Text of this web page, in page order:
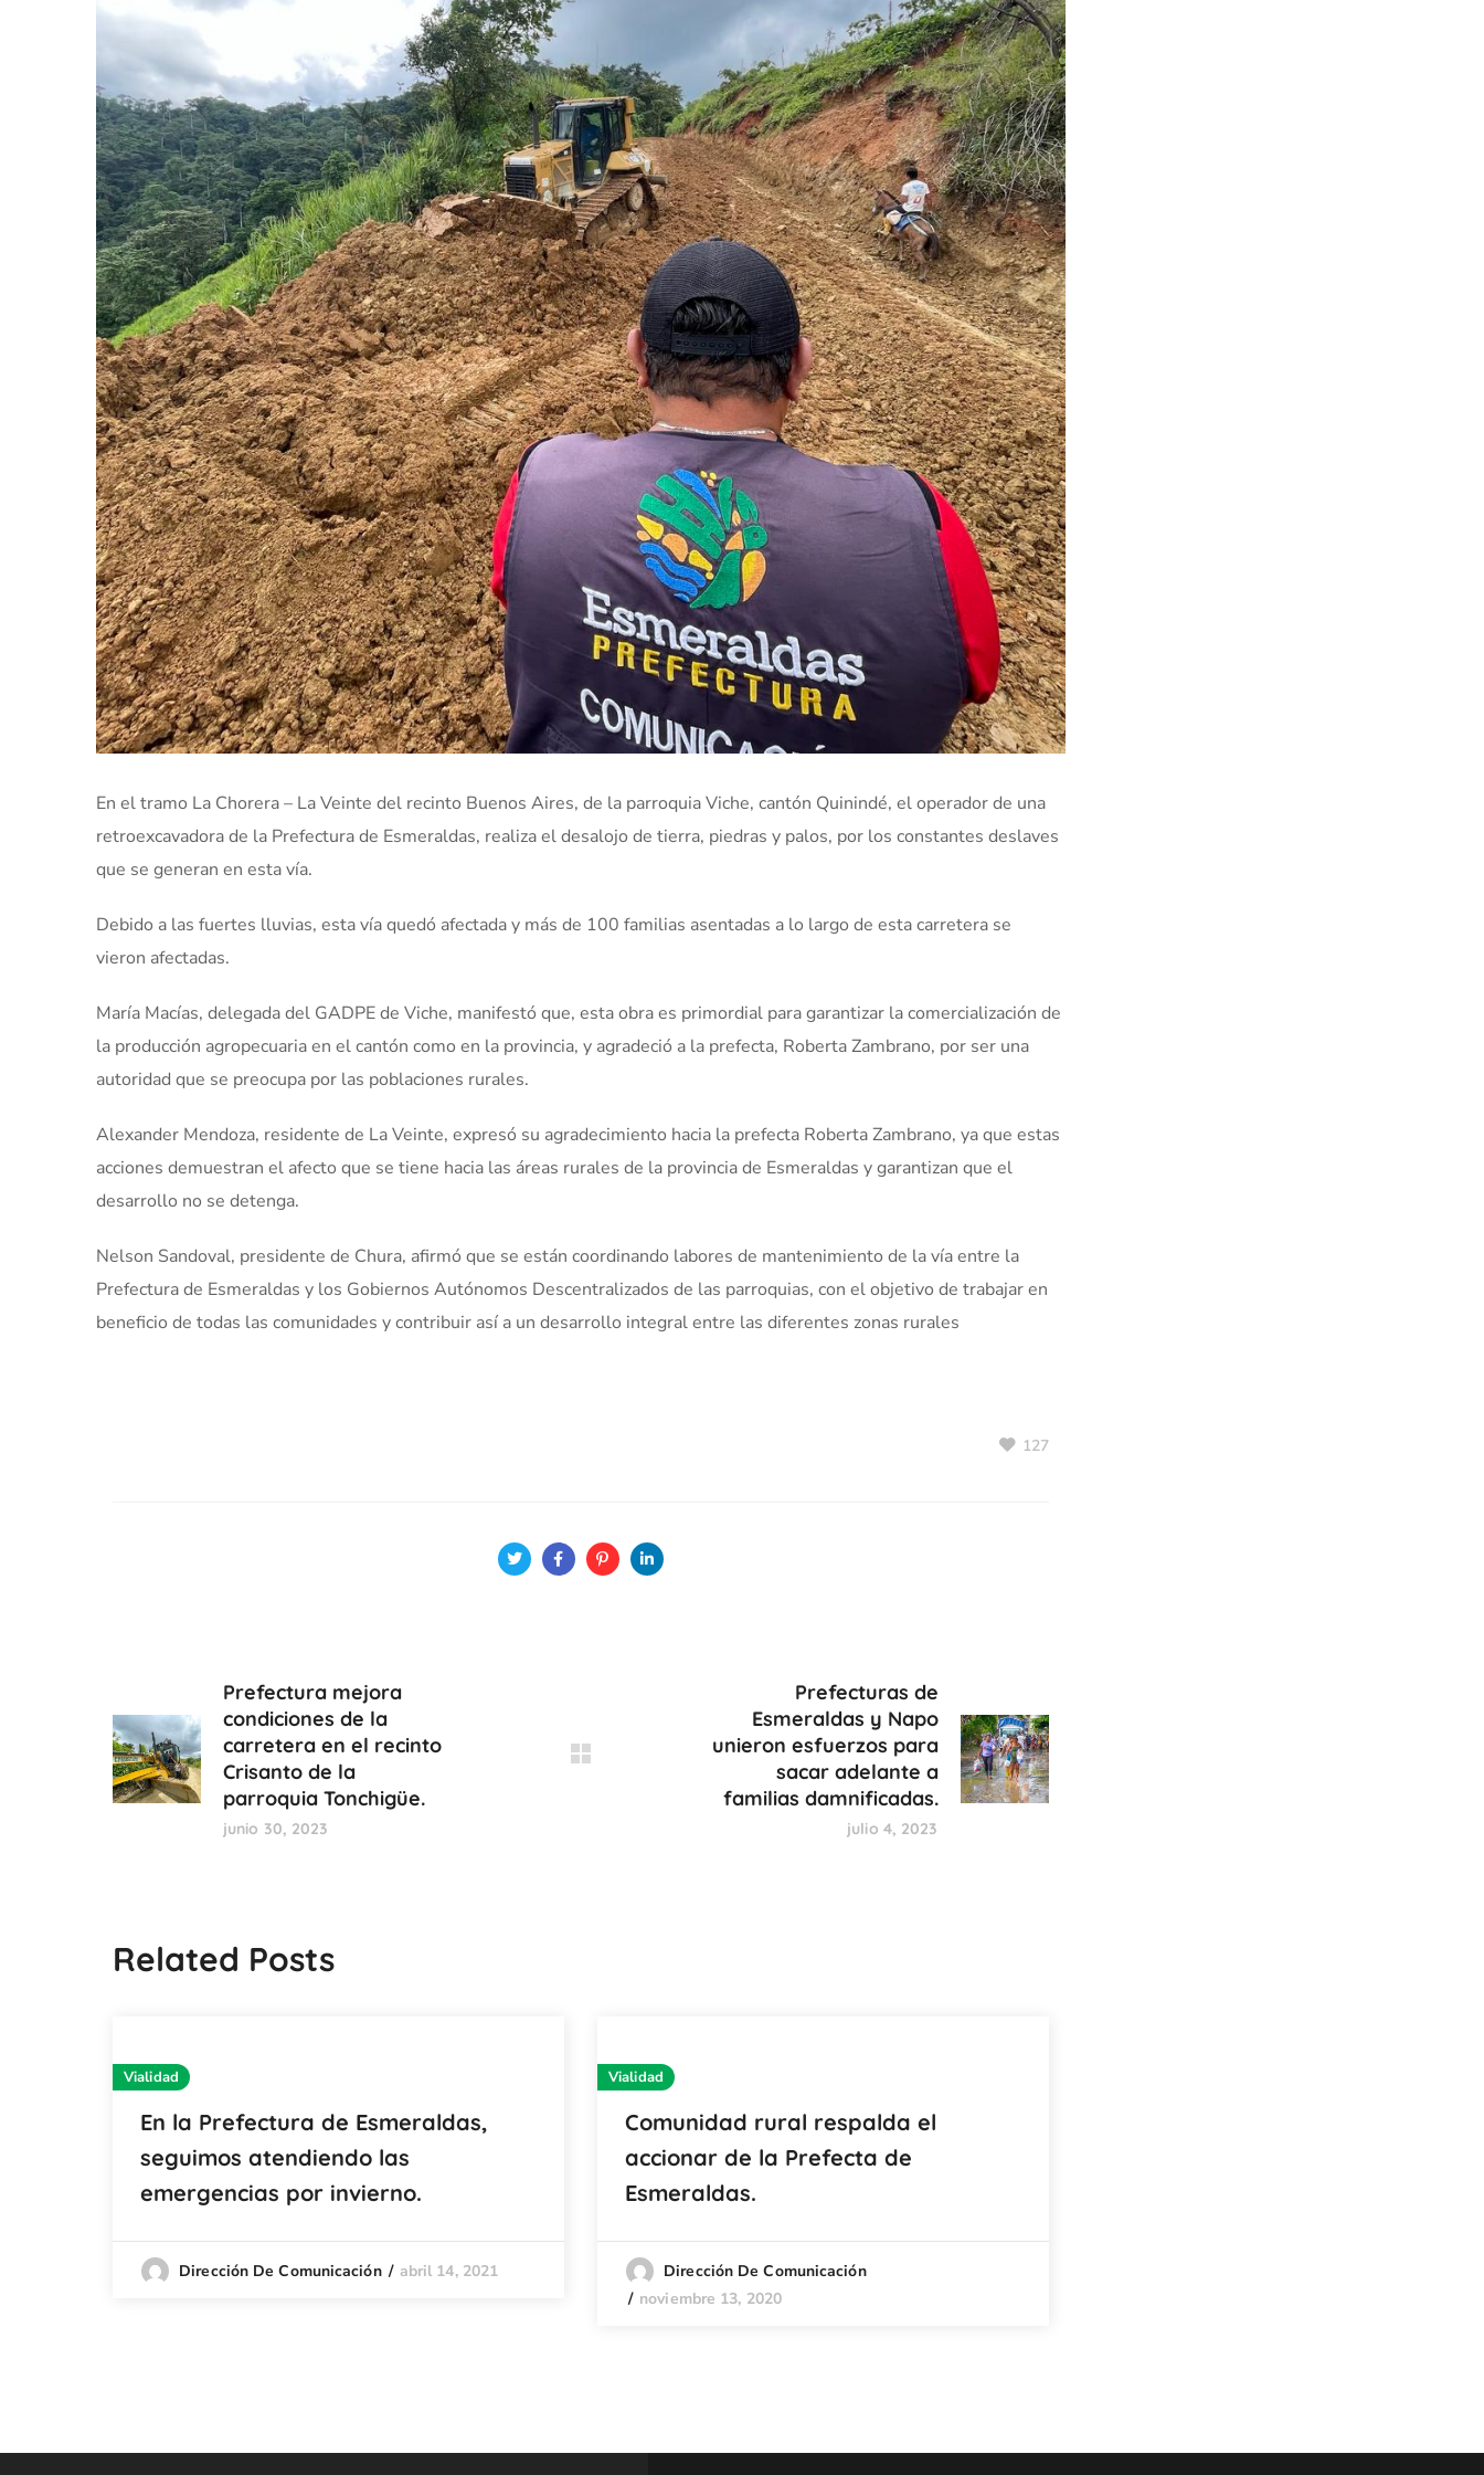
En el tramo La Chorera – La Veinte del recinto Buenos Aires, de la parroquia Viche, cantón Quinindé, el operador de una
retroexcavadora de la Prefectura de Esmeraldas, realiza el desalojo de tierra, piedras y palos, por los constantes deslaves
que se generan en esta vía.
Debido a las fuertes lluvias, esta vía quedó afectada y más de 100 familias asentadas a lo largo de esta carretera se
vieron afectadas.
María Macías, delegada del GADPE de Viche, manifestó que, esta obra es primordial para garantizar la comercialización de
la producción agropecuaria en el cantón como en la provincia, y agradeció a la prefecta, Roberta Zambrano, por ser una
autoridad que se preocupa por las poblaciones rurales.
Alexander Mendoza, residente de La Veinte, expresó su agradecimiento hacia la prefecta Roberta Zambrano, ya que estas
acciones demuestran el afecto que se tiene hacia las áreas rurales de la provincia de Esmeraldas y garantizan que el
desarrollo no se detenga.
Nelson Sandoval, presidente de Chura, afirmó que se están coordinando labores de mantenimiento de la vía entre la
Prefectura de Esmeraldas y los Gobiernos Autónomos Descentralizados de las parroquias, con el objetivo de trabajar en
beneficio de todas las comunidades y contribuir así a un desarrollo integral entre las diferentes zonas rurales
127
Prefectura mejora
condiciones de la
carretera en el recinto
Crisanto de la
parroquia Tonchigüe.
junio 30, 2023
Prefecturas de
Esmeraldas y Napo
unieron esfuerzos para
sacar adelante a
familias damnificadas.
julio 4, 2023
Related Posts
Vialidad
En la Prefectura de Esmeraldas,
seguimos atendiendo las
emergencias por invierno.
Dirección De Comunicación abril 14, 2021
Vialidad
Comunidad rural respalda el
accionar de la Prefecta de
Esmeraldas.
Dirección De Comunicación
noviembre 13, 2020